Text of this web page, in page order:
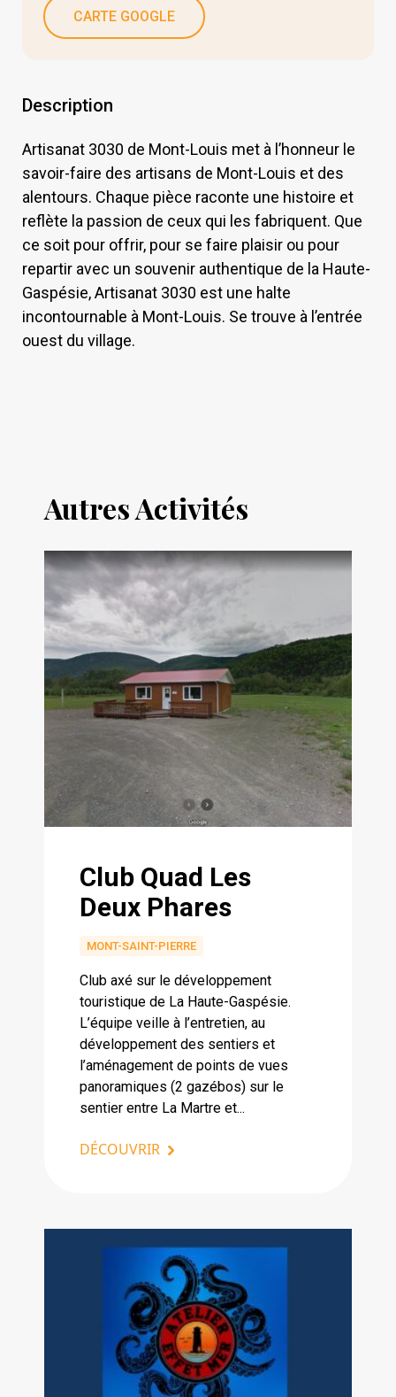
CARTE GOOGLE
Description
Artisanat 3030 de Mont-Louis met à l’honneur le
savoir-faire des artisans de Mont-Louis et des
alentours. Chaque pièce raconte une histoire et
reflète la passion de ceux qui les fabriquent. Que
ce soit pour offrir, pour se faire plaisir ou pour
repartir avec un souvenir authentique de la Haute-
Gaspésie, Artisanat 3030 est une halte
incontournable à Mont-Louis. Se trouve à l’entrée
ouest du village.
Autres Activités
Club Quad Les
Deux Phares
MONT-SAINT-PIERRE
Club axé sur le développement
touristique de La Haute-Gaspésie.
L’équipe veille à l’entretien, au
développement des sentiers et
l’aménagement de points de vues
panoramiques (2 gazébos) sur le
sentier entre La Martre et...
DÉCOUVRIR